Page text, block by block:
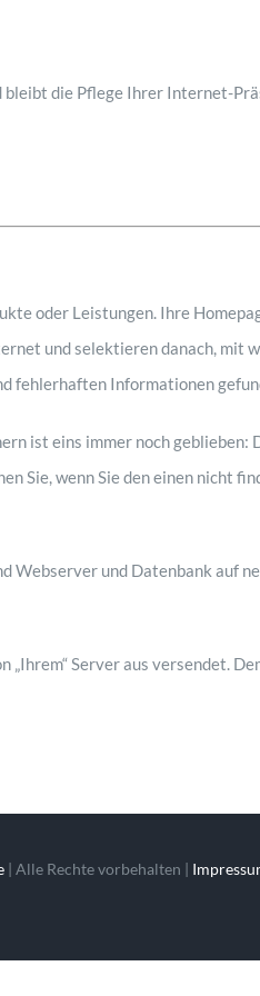
die Pflege Ihrer Internet-
oder Leistungen. Ihre
und selektieren danach, mit
fehlerhaften Informationen
ist eins immer noch geblieben:
Sie, wenn Sie den einen nicht
und Datenbank auf
Server aus versendet.
| Alle Rechte vorbehalten |